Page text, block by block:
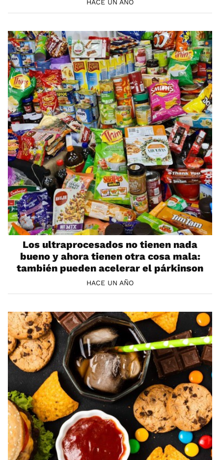
HACE UN AÑO
Los ultraprocesados no tienen nada
bueno y ahora tienen otra cosa mala:
también pueden acelerar el párkinson
HACE UN AÑO